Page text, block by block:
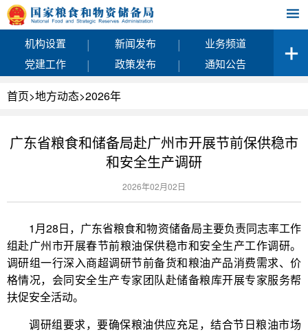
机构设置 | 新闻发布 |
业务频道
党建工作
| 政策发布 | 通知公告
首页>地方动态>2026年
广东省粮食和储备局赴广州市开展节前保供稳市
和安全生产调研
2026年02月02日
1月28日，广东省粮食和物资储备局主要负责同志率工作
组赴广州市开展春节前粮油保供稳市和安全生产工作调研。
调研组一行深入商超调研节前备货和粮油产品消费需求、价
格情况，会同安全生产专家团队赴储备粮库开展专家服务帮
扶促安全活动。
调研组要求，要确保粮油供应充足，结合节日粮油市场